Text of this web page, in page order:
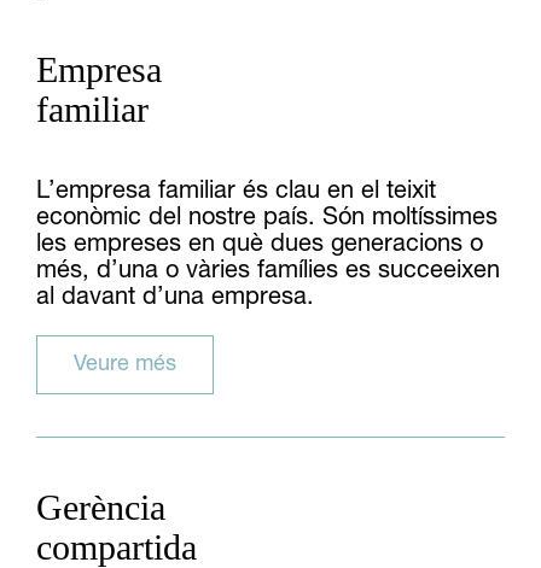
Empresa
familiar
L’empresa familiar és clau en el teixit
econòmic del nostre país. Són moltíssimes
les empreses en què dues generacions o
més, d’una o vàries famílies es succeeixen
al davant d’una empresa.
Veure més
Gerència
compartida